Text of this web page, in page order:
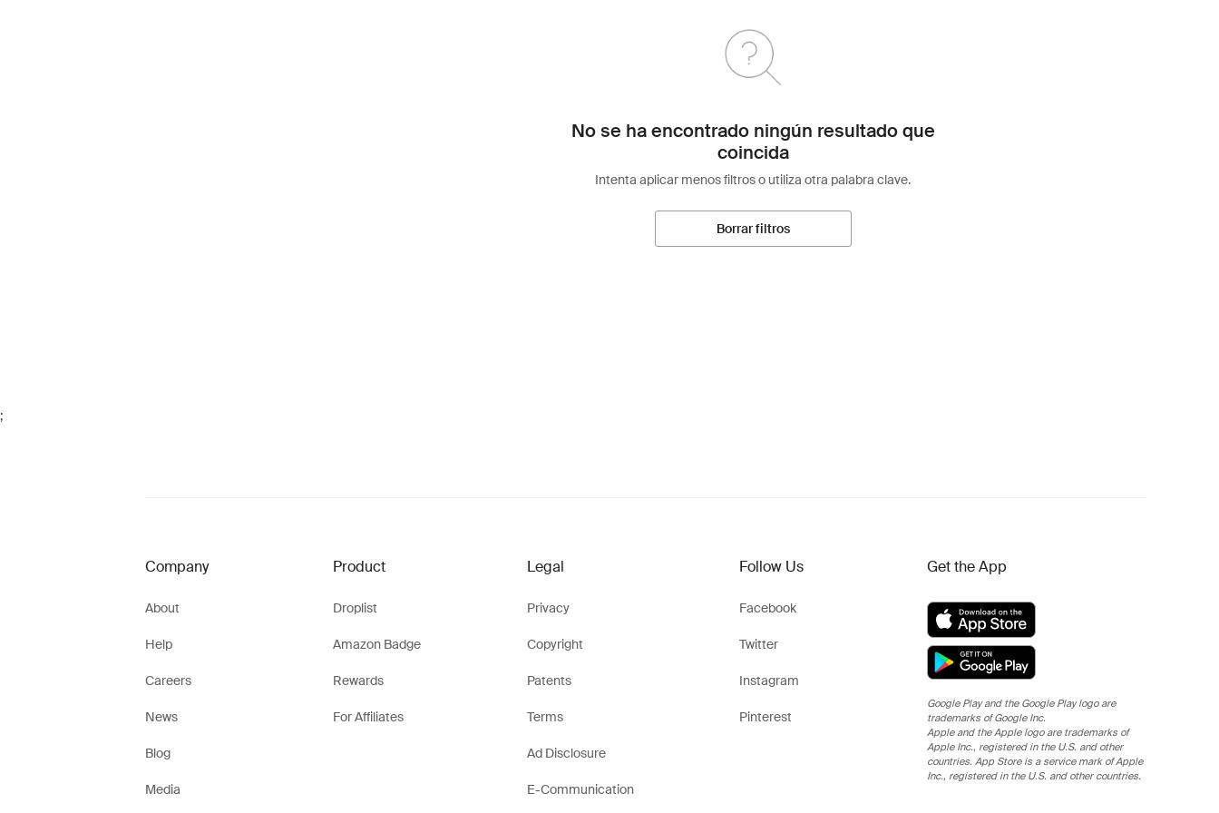
No se ha encontrado ningún resultado que
coincida
Intenta aplicar menos filtros o utiliza otra palabra clave.
Borrar filtros
;
Company
About
Help
Careers
News
Blog
Media
Product
Droplist
Amazon Badge
Rewards
For Affiliates
Legal
Privacy
Copyright
Patents
Terms
Ad Disclosure
E-Communication
Follow Us
Facebook
Twitter
Instagram
Pinterest
Get the App
Google Play and the Google Play logo are
trademarks of Google Inc.
Apple and the Apple logo are trademarks of
Apple Inc., registered in the U.S. and other
countries. App Store is a service mark of Apple
Inc., registered in the U.S. and other countries.